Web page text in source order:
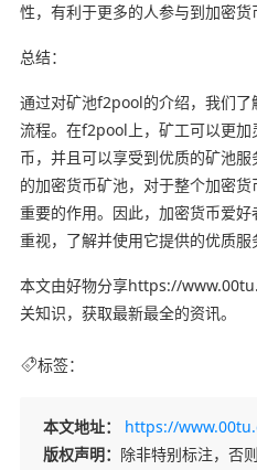
性，有利于更多的人参与到加密货
总结：
通过对矿池f2pool的介绍，我们
流程。在f2pool上，矿工可以更
币，并且可以享受到优质的矿池
的加密货币矿池，对于整个加密
重要的作用。因此，加密货币爱
重视，了解并使用它提供的优质服
本文由好物分享https://
关知识，获取最新最全的资讯。
标签：
本文地址：
https://
版权声明： 除非特别标注，否